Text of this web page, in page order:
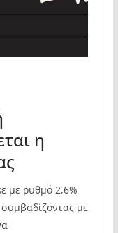
η
με ρυθμό 2,6%
με